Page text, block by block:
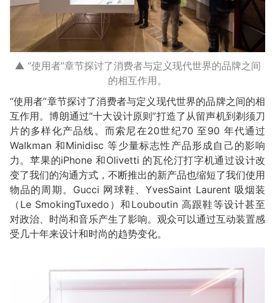
▲ “使用者”章节探讨了消费者与定义现代世界的品牌之间
的相互作用。
“使用者”章节探讨了消费者与定义现代世界的品牌之间的相
互作用。博朗通过“十大设计原则”打造了从留声机到剃须刀
片的多样化产品线。而索尼在20世纪70 至90 年代通过
Walkman 和Minidisc 等少量标志性产品形成自己的影响
力。苹果的iPhone 和Olivetti 的瓦伦汀打字机通过设计改
变了我们的沟通方式，不断推出的新产品也缩短了我们使用
物品的周期。Gucci 网球鞋、YvesSaint Laurent 吸烟装
（Le SmokingTuxedo）和Louboutin 高跟鞋等设计甚至
对政治、时尚和音乐产生了影响。观众可以通过互动装置感
受几十年来设计和时尚的趋势变化。